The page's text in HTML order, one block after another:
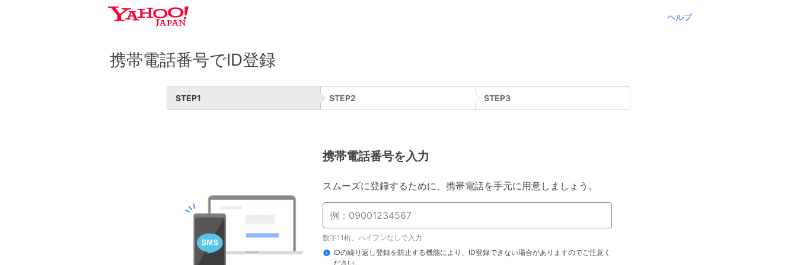
ヘルプ
携帯電話番号でID登録
STEP1 STEP2 STEP3
携帯電話番号を入力
スムーズに登録するために、携帯電話を手元に用意しましょう。
数字11桁、ハイフンなしで入力
IDの繰り返し登録を防止する機能により、ID登録できない場合がありますのでご注意く
ださい。